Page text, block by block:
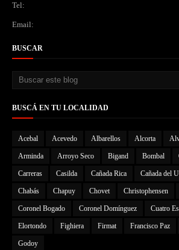
Tel:
Email:
BUSCAR
BUSCÁ EN TU LOCALIDAD
Acebal Acevedo Albarellos Alcorta
Arminda Arroyo Seco Bigand Bombal
Carreras Casilda Cañada Rica Cañada del
Chabás Chapuy Chovet Christophensen
Coronel Bogado Coronel Domínguez Cuatro
Elortondo Fighiera Firmat Francisco Paz
Godoy